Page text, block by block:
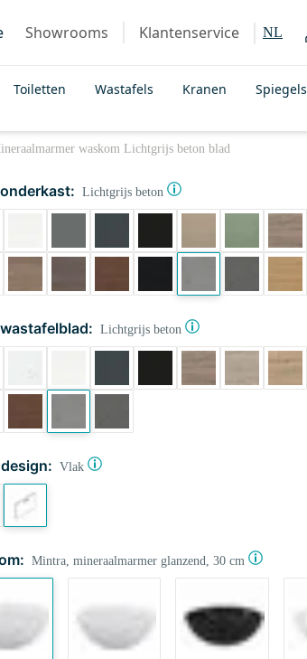
Showrooms Klantenservice NL
Toiletten Wastafels Kranen Spiegels
waskom Lichtgrijs beton blad
Lichtgrijs beton
Lichtgrijs beton
Vlak
Mintra, mineraalmarmer glanzend, 30 cm